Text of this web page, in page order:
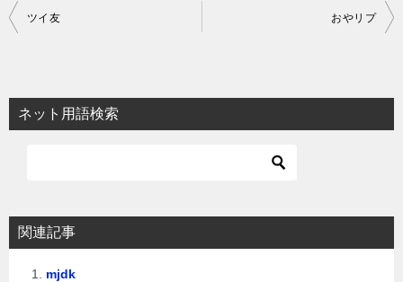
投
ビ
ゲ
ョ
ン
ツイ友 おやリプ
ネット用語検索
関連記事
mjdk